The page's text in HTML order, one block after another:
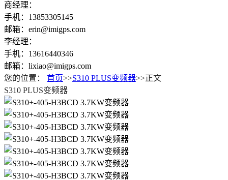
商经理：
手机：13853305145
邮箱：erin@imigps.com
李经理：
手机：13616440346
邮箱：lixiao@imigps.com
您的位置：
首页>>S310 PLUS变频器>>正文
S310 PLUS变频器